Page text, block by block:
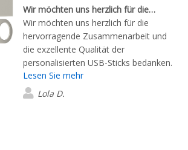
Wir möchten uns herzlich für die…
Wir möchten uns herzlich für die
hervorragende Zusammenarbeit und
die exzellente Qualität der
personalisierten USB-Sticks bedanken.
Von der ersten Kontaktaufnahme bis
zur finalen Lieferung lief alles
reibungslos, professionell und äußerst
Lesen Sie mehr
Lola D.